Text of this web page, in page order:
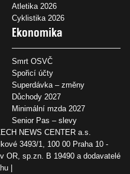
Atletika 2026
Cyklistika 2026
Ekonomika
Smrt OSVČ
Spořicí účty
Superdávka – změny
Důchody 2027
Minimální mzda 2027
Senior Pas – slevy
NEWS CENTER a.s.
3493/1, 100 00 Praha 10 -
OR, sp.zn. B 19490 a dodavatelé